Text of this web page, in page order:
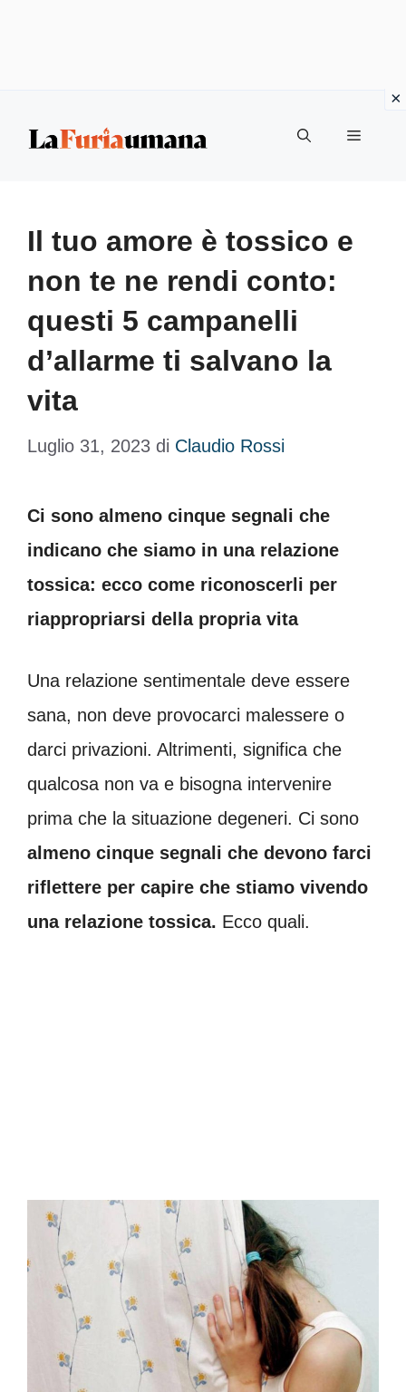
Menu
Il tuo amore è tossico e
non te ne rendi conto:
questi 5 campanelli
d’allarme ti salvano la
vita
Luglio 31, 2023 di Claudio Rossi
Ci sono almeno cinque segnali che
indicano che siamo in una relazione
tossica: ecco come riconoscerli per
riappropriarsi della propria vita
Una relazione sentimentale deve essere
sana, non deve provocarci malessere o
darci privazioni. Altrimenti, significa che
qualcosa non va e bisogna intervenire
prima che la situazione degeneri. Ci sono
almeno cinque segnali che devono farci
riflettere per capire che stiamo vivendo
una relazione tossica. Ecco quali.